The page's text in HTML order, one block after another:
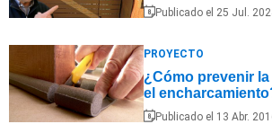
Publicado el 25 Jul.
PROYECTO
¿Cómo prevenir
el
Publicado el 13 Abr.